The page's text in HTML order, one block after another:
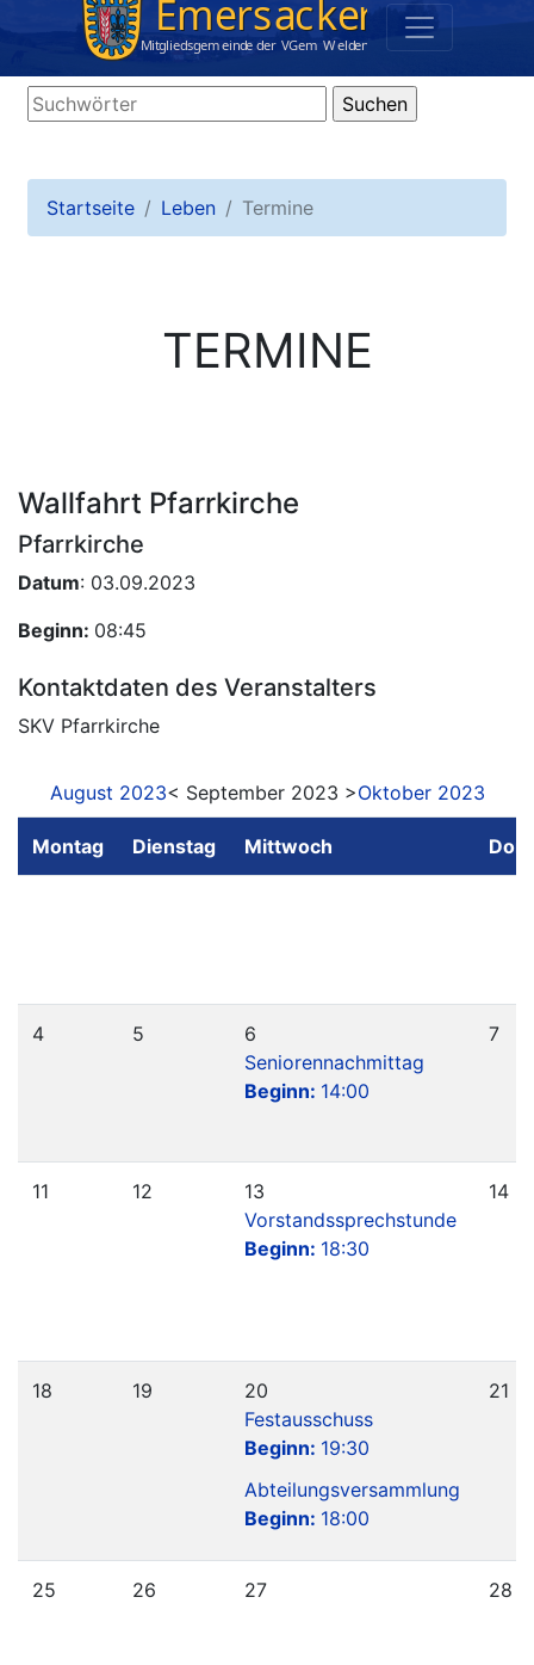
Startseite Leben Termine
TERMINE
Wallfahrt Pfarrkirche
Pfarrkirche
Datum: 03.09.2023
Beginn: 08:45
Kontaktdaten des Veranstalters
SKV Pfarrkirche
August 2023< September 2023 >Oktober 2023
Montag Dienstag Mittwoch
4 5
6
Seniorennachmittag
Beginn: 14:00
7
11 12
13
Vorstandssprechstunde
Beginn: 18:30
14
18 19
20
Festausschuss
Beginn: 19:30
Abteilungsversammlung
Beginn: 18:00
21
25 26 27 28